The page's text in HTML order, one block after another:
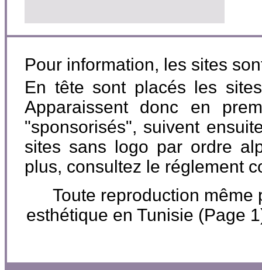
Pour information, les sites
En tête sont placés les
Apparaissent donc en
"sponsorisés", suivent
sites sans logo par ordre
plus, consultez le réglement
Toute reproduction
esthétique en Tunisie (Page